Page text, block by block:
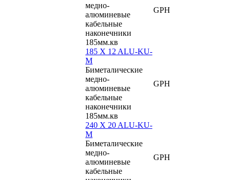
медно-
алюминевые
кабельные
наконечники
185мм.кв
GPH
185 X 12 ALU-KU-
M
Биметалические
медно-
алюминевые
кабельные
наконечники
185мм.кв
GPH
240 X 20 ALU-KU-
M
Биметалические
медно-
алюминевые
кабельные
GPH